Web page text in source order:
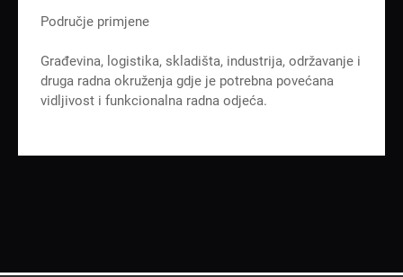
Područje primjene
Građevina, logistika, skladišta, industrija, održavanje i
druga radna okruženja gdje je potrebna povećana
vidljivost i funkcionalna radna odjeća.